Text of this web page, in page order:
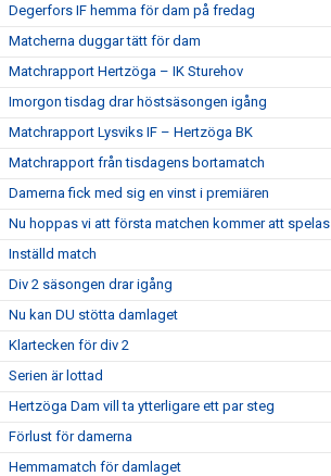
Degerfors IF hemma för dam på fredag
Matcherna duggar tätt för dam
Matchrapport Hertzöga – IK Sturehov
Imorgon tisdag drar höstsäsongen igång
Matchrapport Lysviks IF – Hertzöga BK
Matchrapport från tisdagens bortamatch
Damerna fick med sig en vinst i premiären
Nu hoppas vi att första matchen kommer att spelas
Inställd match
Div 2 säsongen drar igång
Nu kan DU stötta damlaget
Klartecken för div 2
Serien är lottad
Hertzöga Dam vill ta ytterligare ett par steg
Förlust för damerna
Hemmamatch för damlaget